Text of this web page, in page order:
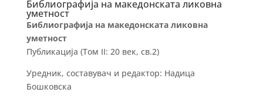
Библиографија на македонската ликовна
уметност
Библиографија на македонската ликовна
уметност
Публикација (Том II: 20 век, св.2)
Уредник, составувач и редактор: Надица
Бошковска